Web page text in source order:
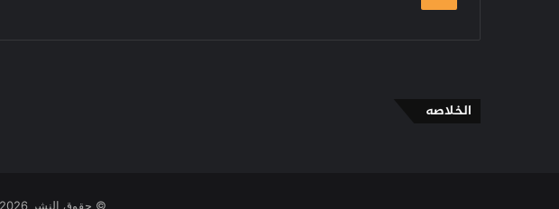
الخلاصه
© حقوق النشر 2026، جميع الحقوق محفوظة |